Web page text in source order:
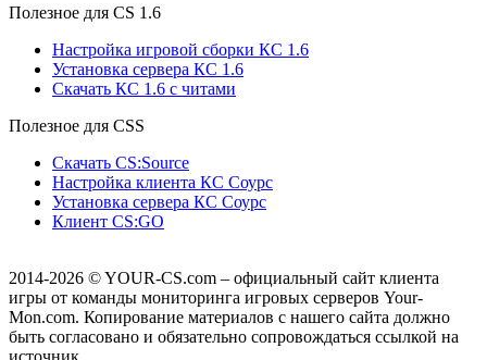
Полезное для CS 1.6
Настройка игровой сборки КС 1.6
Установка сервера КС 1.6
Скачать КС 1.6 с читами
Полезное для CSS
Скачать CS:Source
Настройка клиента КС Cоурс
Установка сервера КС Соурс
Клиент CS:GO
2014-2026 © YOUR-CS.com – официальный сайт клиента
игры от команды мониторинга игровых серверов Your-
Mon.com. Копирование материалов с нашего сайта должно
быть согласовано и обязательно сопровождаться ссылкой на
источник.